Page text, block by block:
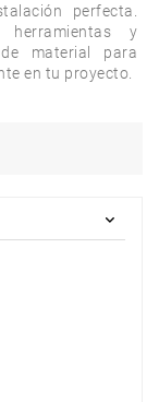
perfecta.
y
material para
en tu proyecto.